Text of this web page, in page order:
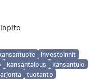
investoinnit
kansantalous
kansantulo
tuotanto